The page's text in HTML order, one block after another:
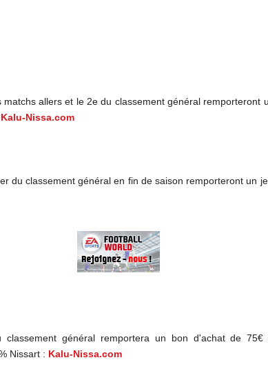
matchs allers et le 2e du classement général
Kalu-Nissa.com
du classement général en fin de saison remporteront un
classement général remportera un bon d'achat de
Nissart : Kalu-Nissa.com